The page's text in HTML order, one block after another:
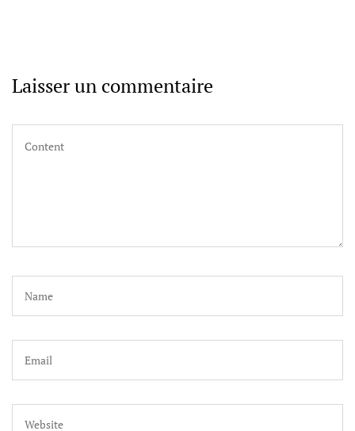
Laisser un commentaire